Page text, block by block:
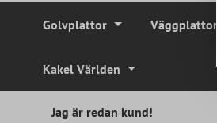
Golvplattor Väggplattor
Kakel Världen
Jag är redan kund!